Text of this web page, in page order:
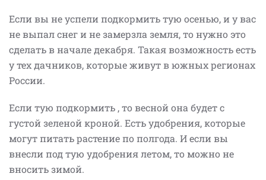
Если вы не успели подкормить тую осенью, и у вас
не выпал снег и не замерзла земля, то нужно это
сделать в начале декабря. Такая возможность есть
у тех дачников, которые живут в южных регионах
России.
Если тую подкормить , то весной она будет с
густой зеленой кроной. Есть удобрения, которые
могут питать растение по полгода. И если вы
внесли под тую удобрения летом, то можно не
вносить зимой.